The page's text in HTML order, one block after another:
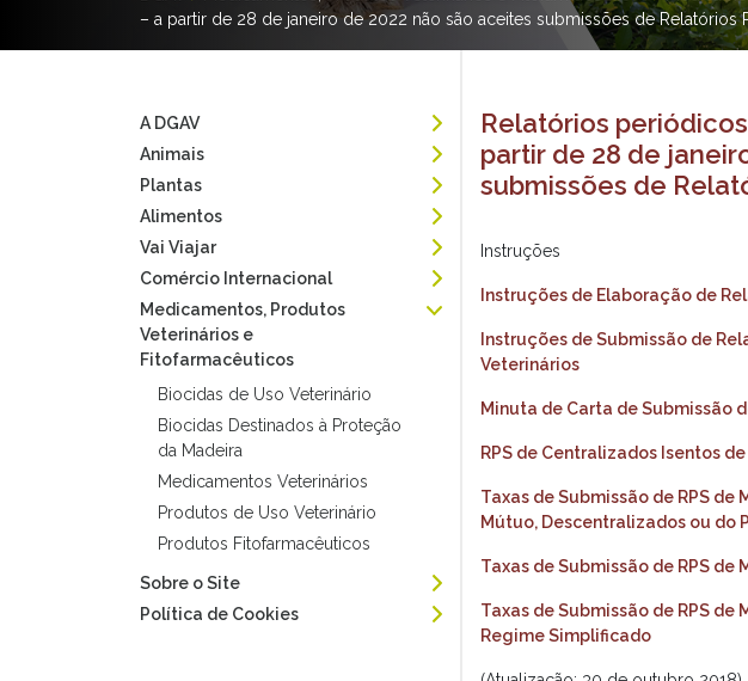
– a partir de 28 de janeiro de 2022 não são aceites submissões de Relatórios
A DGAV
Animais
Plantas
Alimentos
Vai Viajar
Comércio Internacional
Medicamentos, Produtos
Veterinários e
Fitofarmacêuticos
Biocidas de Uso Veterinário
Biocidas Destinados à Proteção
da Madeira
Medicamentos Veterinários
Produtos de Uso Veterinário
Produtos Fitofarmacêuticos
Sobre o Site
Política de Cookies
Relatórios
partir de 28 de
submissões de
Instruções
Instruções de Elaboração de
Instruções de Submissão de
Veterinários
Minuta de Carta de Submissão
RPS de Centralizados Isentos de
Taxas de Submissão de RPS
Mútuo, Descentralizados ou do
Taxas de Submissão de RPS
Taxas de Submissão de RPS
Regime Simplificado